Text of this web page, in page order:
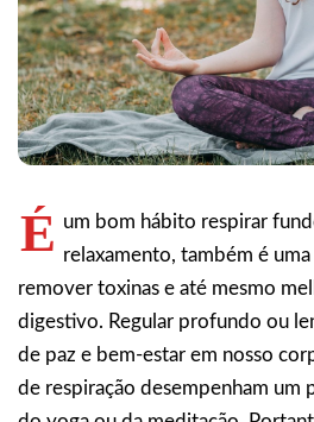
É um bom hábito respirar
relaxamento, também é
remover toxinas e até mesmo
digestivo. Regular profundo ou
de paz e bem-estar em nosso
de respiração desempenham um